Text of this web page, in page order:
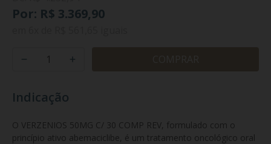
Por: R$ 3.369,90
Indicação
O VERZENIOS 50MG C/ 30 COMP REV, formulado com o
princípio ativo abemaciclibe, é um tratamento oncológico oral